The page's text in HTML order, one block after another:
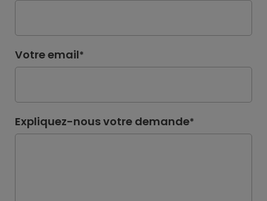
Votre email*
Expliquez-nous votre demande*